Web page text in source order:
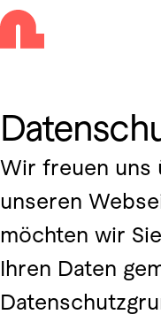
Zur Navigation
Zu den Hauptinhalten
Wir freuen uns
unseren
möchten wir
Ihren Daten